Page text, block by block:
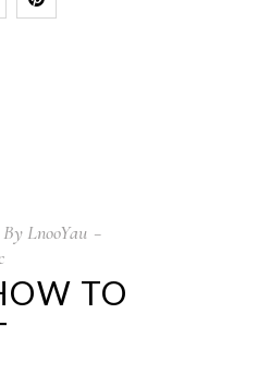
By LnooYau
TO